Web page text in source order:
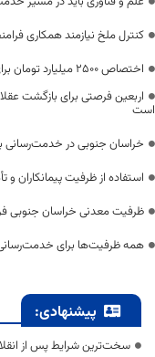
کنترل ملخ نیازمند همکاری
اختصاص 2500 میلیارد تومان برای توسعه راه‌های دوبانده خراسان جنوبی
اربعین فرصتی برای بازگشت
است
خراسان جنوبی در خدمت‌رسانی
استفاده از ظرفیت پیمانکاران
ظرفیت معدنی خراسان جنوبی
همه ظرفیت‌ها برای خدمت‌رسانی
پیشنهادی:
سخت‌ترین شرایط پس از